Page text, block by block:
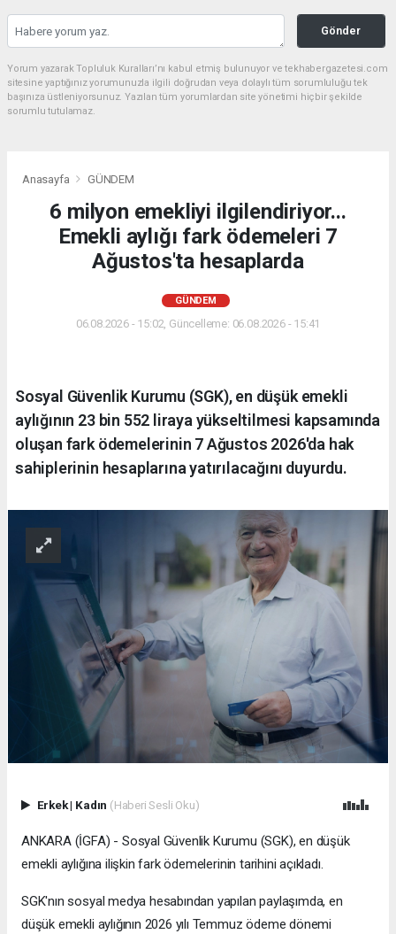
Gönder
Yorum yazarak Topluluk Kuralları’nı kabul etmiş bulunuyor ve tekhabergazetesi.com
sitesine yaptığınız yorumunuzla ilgili doğrudan veya dolaylı tüm sorumluluğu tek
başınıza üstleniyorsunuz. Yazılan tüm yorumlardan site yönetimi hiçbir şekilde
sorumlu tutulamaz.
Anasayfa GÜNDEM
6 milyon emekliyi ilgilendiriyor...
Emekli aylığı fark ödemeleri 7
Ağustos'ta hesaplarda
GÜNDEM
06.08.2026 - 15:02, Güncelleme: 06.08.2026 - 15:41
Sosyal Güvenlik Kurumu (SGK), en düşük emekli
aylığının 23 bin 552 liraya yükseltilmesi kapsamında
oluşan fark ödemelerinin 7 Ağustos 2026'da hak
sahiplerinin hesaplarına yatırılacağını duyurdu.
Erkek| Kadın (Haberi Sesli Oku)
ANKARA (İGFA) - Sosyal Güvenlik Kurumu (SGK), en düşük
emekli aylığına ilişkin fark ödemelerinin tarihini açıkladı.
SGK'nın sosyal medya hesabından yapılan paylaşımda, en
düşük emekli aylığının 2026 yılı Temmuz ödeme dönemi